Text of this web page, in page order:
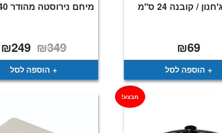
/ קובנה 24 ס"מ
₪69
הוספה לסל
מיחם נירוסטה מהודר 40 כוסות
₪349 המחיר
המקורי
היה:
₪349.
₪249
הוספה לסל
מבצע!